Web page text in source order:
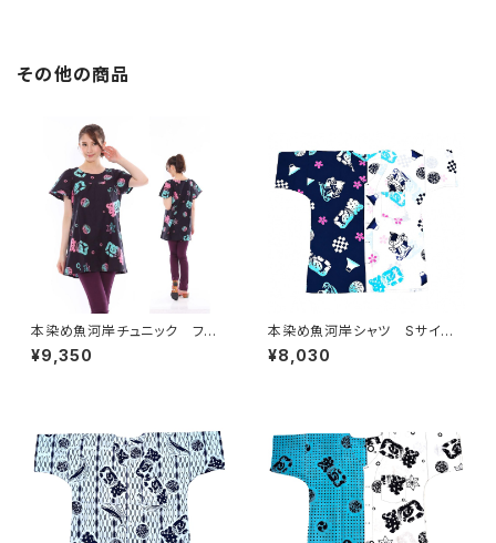
その他の商品
本染め魚河岸チュニック フリ
ーサイズ 浴衣生地 涼麻柄
黒×ピンク・水色グラデーショ
¥9,350
本染め魚河岸シャツ Sサイ
ズ 認定証付き 木綿晒 やい
ちゃんスペシャル 日本製 注染
ツ 濱いちシャツ 焼津 浜通
り 港町
¥8,030